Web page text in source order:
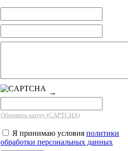
→
Обновить капчу (CAPTCHA)
Я принимаю условия политики
обработки персональных данных